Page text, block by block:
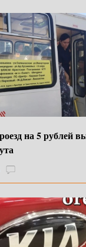
на 5 рублей